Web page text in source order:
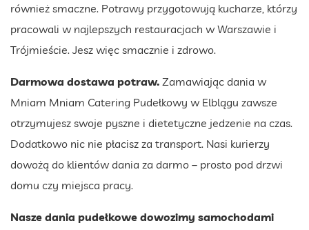
również smaczne. Potrawy przygotowują kucharze, którzy
pracowali w najlepszych restauracjach w Warszawie i
Trójmieście. Jesz więc smacznie i zdrowo.
Darmowa dostawa potraw. Zamawiając dania w
Mniam Mniam Catering Pudełkowy w Elblągu zawsze
otrzymujesz swoje pyszne i dietetyczne jedzenie na czas.
Dodatkowo nic nie płacisz za transport. Nasi kurierzy
dowożą do klientów dania za darmo – prosto pod drzwi
domu czy miejsca pracy.
Nasze dania pudełkowe dowozimy samochodami